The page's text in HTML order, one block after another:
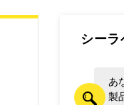
シーラ
あ
製